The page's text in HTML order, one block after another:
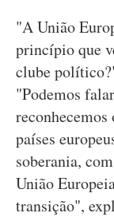
"A União
princípio que
clube
"Podemos
países
soberania,
União
transição",